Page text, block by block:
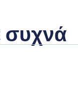
συχνά